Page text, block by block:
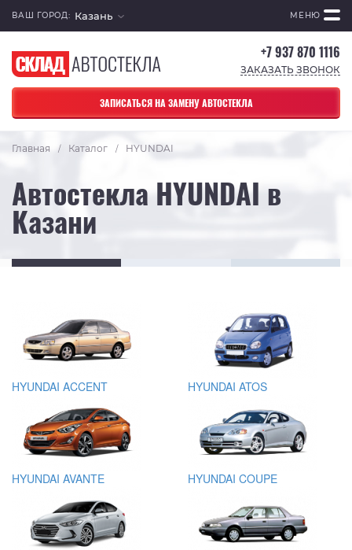
ВАШ ГОРОД: Казань МЕНЮ
+7 937 870 1116
ЗАКАЗАТЬ ЗВОНОК
ЗАПИСАТЬСЯ НА ЗАМЕНУ АВТОСТЕКЛА
Главная / Каталог / HYUNDAI
Автостекла HYUNDAI в
Казани
HYUNDAI ACCENT HYUNDAI ATOS
HYUNDAI AVANTE HYUNDAI COUPE